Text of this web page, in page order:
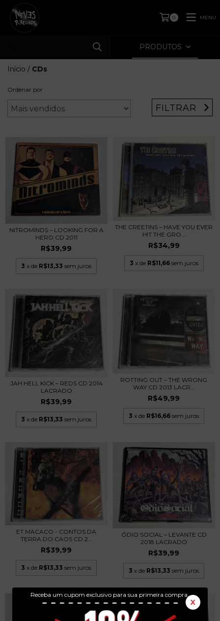
Receba um cupom exclusivo para sua primeira compra.
X
0 MENU
PRODUTOS
Início / CDs
Ordenar por
FILTRAR
NITROMINDS – LOOKING FOR A
HERO CD 2011
R$39,99
3 x de R$13,33 sem juros
THE CREETINS – HAVE YOU EVER
HIT THE GRO...
R$34,99
3 x de R$11,66 sem juros
JAH HELL KICK – REDS CD 2014
LACRADO
R$39,99
3 x de R$13,33 sem juros
ROTTING OUT – THE WRONG
WAY CD 2013 LACR...
R$49,99
3 x de R$16,66 sem juros
ET MACACO - CONTOS DA
TERRA DO CAOS CD 2...
R$39,99
3 x de R$13,33 sem juros
ÓDIO SOCIAL – LEVANTE CD
2018 LACRADO
R$39,99
3 x de R$13,33 sem juros